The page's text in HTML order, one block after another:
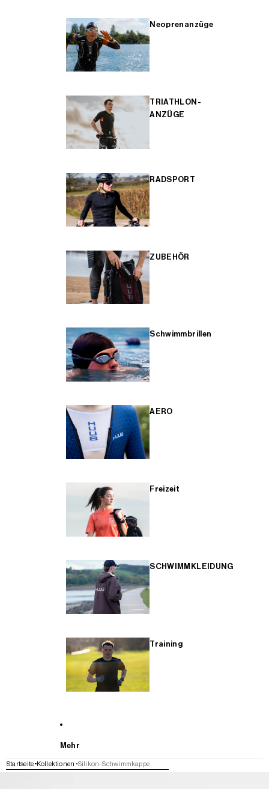
Neoprenanzüge
TRIATHLON-
ANZÜGE
RADSPORT
ZUBEHÖR
Schwimmbrillen
AERO
Freizeit
SCHWIMMKLEIDUNG
Training
Mehr
Startseite Kollektionen Silikon-Schwimmkappe
WEITER ZU DEN PRODUKTINFORMATIONEN